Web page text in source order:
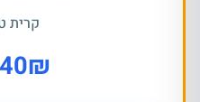
קרית
₪